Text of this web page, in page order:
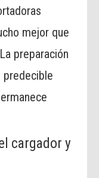
mejor que
preparación
predecible
cargador y